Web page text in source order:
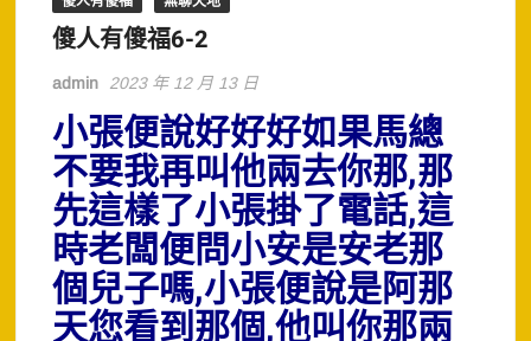
傻人有傻福6-2
admin 2023 年 12 月 13 日
小張便說好好好如果馬總
不要我再叫他兩去你那,那
先這樣了小張掛了電話,這
時老闆便問小安是安老那
個兒子嗎,小張便說是阿那
天您看到那個,他叫你那兩